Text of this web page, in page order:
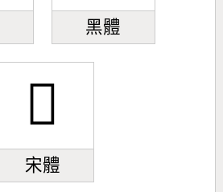
黑體
𢷙
宋體